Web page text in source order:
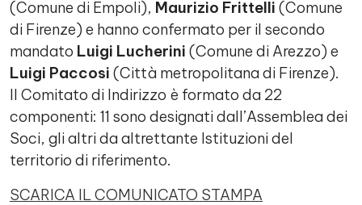
(Comune di Empoli), Maurizio Frittelli (Comune
di Firenze) e hanno confermato per il secondo
mandato Luigi Lucherini (Comune di Arezzo) e
Luigi Paccosi (Città metropolitana di Firenze).
Il Comitato di Indirizzo è formato da 22
componenti: 11 sono designati dall’Assemblea dei
Soci, gli altri da altrettante Istituzioni del
territorio di riferimento.
SCARICA IL COMUNICATO STAMPA